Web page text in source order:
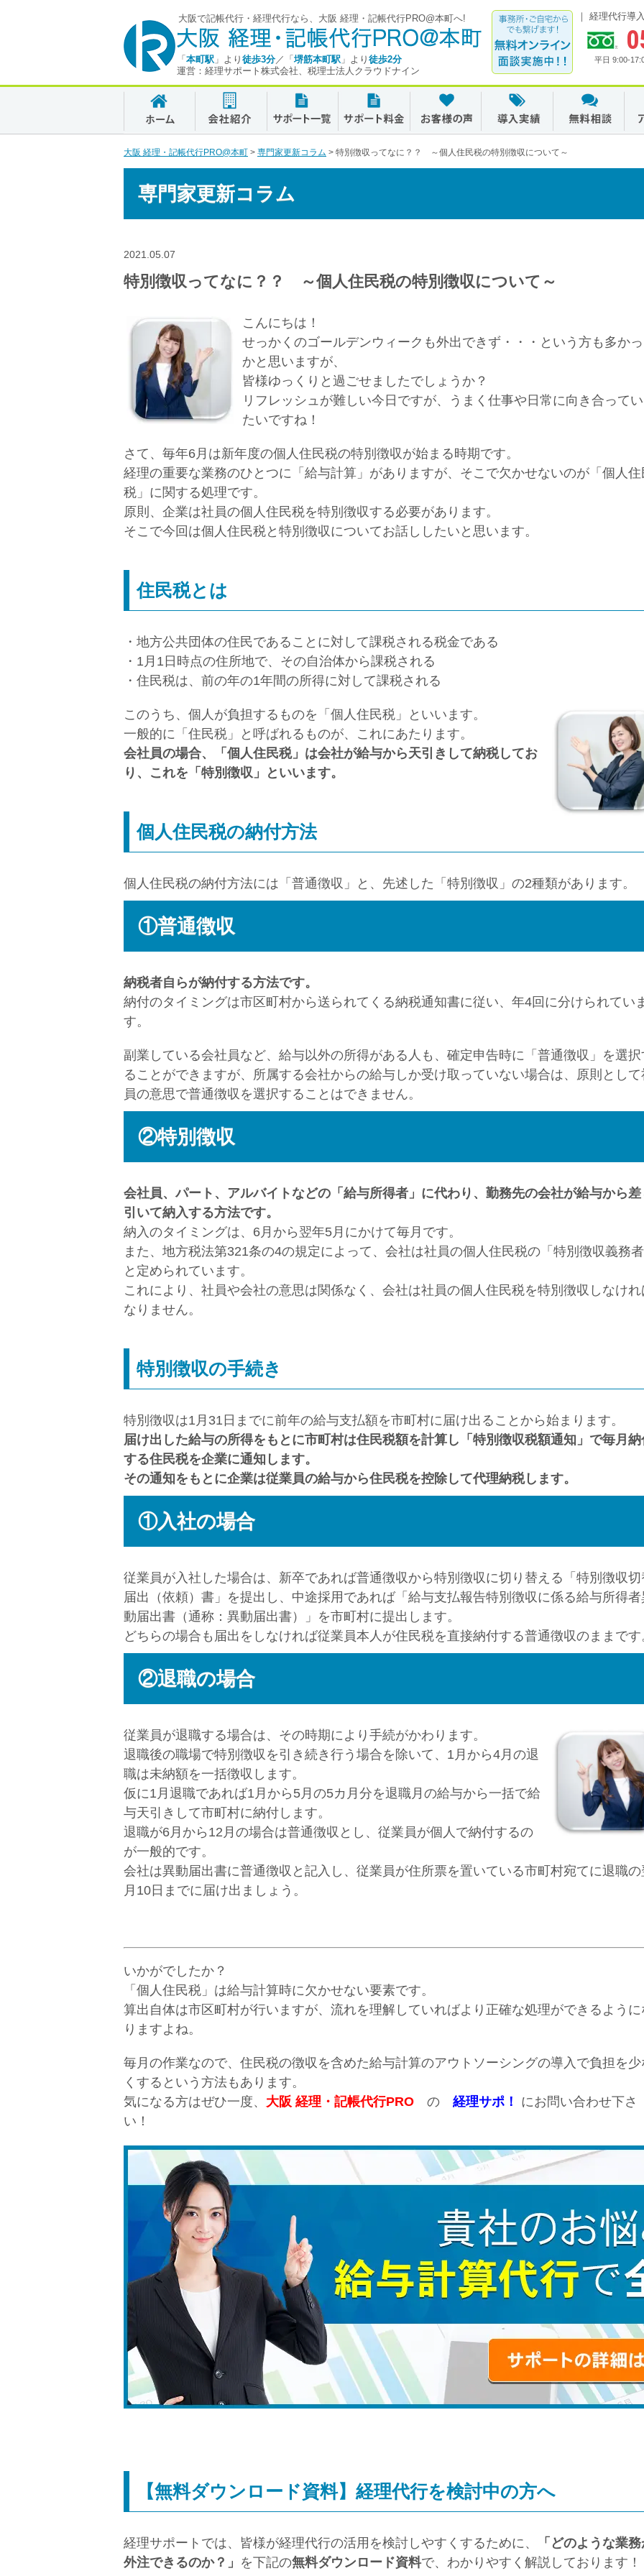
大阪で記帳代行・経理代行なら、大阪 経理・記帳代行PRO@本町へ!
「 本町駅 」より 徒歩3分／「 堺筋本町駅 」より 徒歩2分
運営：経理サポート株式会社、税理士法人クラウドナイン
経理代行導
平日 9:00-
大阪 経理・記帳代行PRO@本町 > 専門家更新コラム > 特別徴収ってなに？？ ～個人住民税の特別徴収について～
専門家更新コラム
2021.05.07
特別徴収ってなに？？ ～個人住民税の特別徴収について～
こんにちは！
せっかくのゴールデンウィークも外出できず・・・という方も多か
かと思いますが、
皆様ゆっくりと過ごせましたでしょうか？
リフレッシュが難しい今日ですが、うまく仕事や日常に向き合って
たいですね！
さて、毎年6月は新年度の個人住民税の特別徴収が始まる時期です。
経理の重要な業務のひとつに「給与計算」がありますが、そこで欠かせないのが「個人住
税」に関する処理です。
原則、企業は社員の個人住民税を特別徴収する必要があります。
そこで今回は個人住民税と特別徴収についてお話ししたいと思います。
住民税とは
・地方公共団体の住民であることに対して課税される税金である
・1月1日時点の住所地で、その自治体から課税される
・住民税は、前の年の1年間の所得に対して課税される
このうち、個人が負担するものを「個人住民税」といいます。
一般的に「住民税」と呼ばれるものが、これにあたります。
会社員の場合、「個人住民税」は会社が給与から天引きして納税してお
り、これを「特別徴収」といいます。
個人住民税の納付方法
個人住民税の納付方法には「普通徴収」と、先述した「特別徴収」の2種類があります。
①普通徴収
納税者自らが納付する方法です。
納付のタイミングは市区町村から送られてくる納税通知書に従い、年4回に分けられてい
す。
副業している会社員など、給与以外の所得がある人も、確定申告時に「普通徴収」を選択
ることができますが、所属する会社からの給与しか受け取っていない場合は、原則として
員の意思で普通徴収を選択することはできません。
②特別徴収
会社員、パート、アルバイトなどの「給与所得者」に代わり、勤務先の会社が給与から差
引いて納入する方法です。
納入のタイミングは、6月から翌年5月にかけて毎月です。
また、地方税法第321条の4の規定によって、会社は社員の個人住民税の「特別徴収義務
と定められています。
これにより、社員や会社の意思は関係なく、会社は社員の個人住民税を特別徴収しなけれ
なりません。
特別徴収の手続き
特別徴収は1月31日までに前年の給与支払額を市町村に届け出ることから始まります。
届け出した給与の所得をもとに市町村は住民税額を計算し「特別徴収税額通知」で毎月納
する住民税を企業に通知します。
その通知をもとに企業は従業員の給与から住民税を控除して代理納税します。
①入社の場合
従業員が入社した場合は、新卒であれば普通徴収から特別徴収に切り替える「特別徴収切
届出（依頼）書」を提出し、中途採用であれば「給与支払報告特別徴収に係る給与所得者
動届出書（通称：異動届出書）」を市町村に提出します。
どちらの場合も届出をしなければ従業員本人が住民税を直接納付する普通徴収のままです
②退職の場合
従業員が退職する場合は、その時期により手続がかわります。
退職後の職場で特別徴収を引き続き行う場合を除いて、1月から4月の退
職は未納額を一括徴収します。
仮に1月退職であれば1月から5月の5カ月分を退職月の給与から一括で給
与天引きして市町村に納付します。
退職が6月から12月の場合は普通徴収とし、従業員が個人で納付するの
が一般的です。
会社は異動届出書に普通徴収と記入し、従業員が住所票を置いている市町村宛てに退職の
月10日までに届け出ましょう。
いかがでしたか？
「個人住民税」は給与計算時に欠かせない要素です。
算出自体は市区町村が行いますが、流れを理解していればより正確な処理ができるように
りますよね。
毎月の作業なので、住民税の徴収を含めた給与計算のアウトソーシングの導入で負担を少
くするという方法もあります。
気になる方はぜひ一度、 大阪 経理・記帳代行PRO の 経理サポ！
にお問い合わせ下さ
い！
【無料ダウンロード資料】経理代行を検討中の方へ
経理サポートでは、皆様が経理代行の活用を検討しやすくするために、
「どのような業
外注できるのか？」 を下記の無料ダウンロード資料で、わかりやすく解説しております！